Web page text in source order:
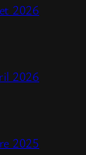
2026
2026
2025